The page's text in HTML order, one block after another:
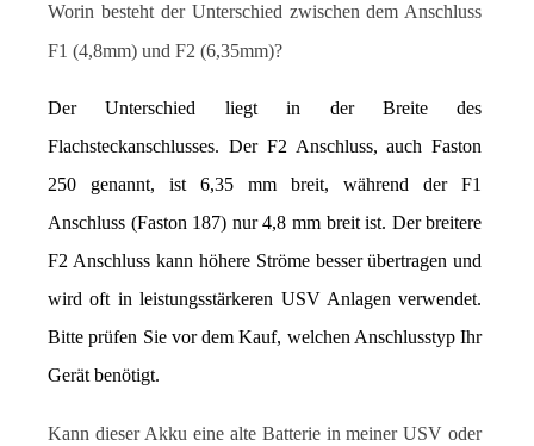
Worin besteht der Unterschied zwischen dem Anschluss
F1 (4,8mm) und F2 (6,35mm)?
Der Unterschied liegt in der Breite des
Flachsteckanschlusses. Der F2 Anschluss, auch Faston
250 genannt, ist 6,35 mm breit, während der F1
Anschluss (Faston 187) nur 4,8 mm breit ist. Der breitere
F2 Anschluss kann höhere Ströme besser übertragen und
wird oft in leistungsstärkeren USV Anlagen verwendet.
Bitte prüfen Sie vor dem Kauf, welchen Anschlusstyp Ihr
Gerät benötigt.
Kann dieser Akku eine alte Batterie in meiner USV oder